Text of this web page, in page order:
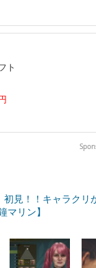
ト
初見！！キャラク
マリン】